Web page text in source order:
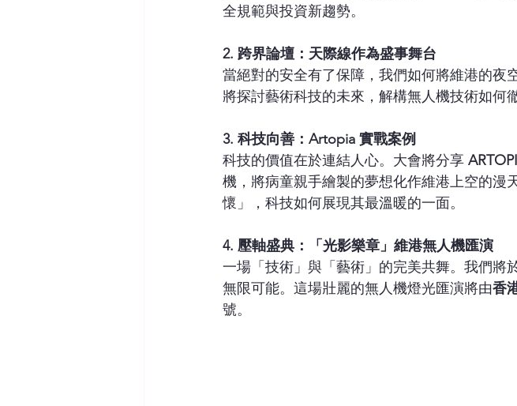
全規範與投資新趨勢。
2. 跨界論壇：天際線作為盛事舞台
當絕對的安全有了保障，我們如何將維港的夜
將探討藝術科技的未來，解構無人機技術如何
3. 科技向善：Artopia 實戰案例
科技的價值在於連結人心。大會將分享
機，將病童親手繪製的夢想化作維港上空的漫
懷」，科技如何展現其最溫暖的一面。
4. 壓軸盛典：「光影樂章」維港無人機匯演
一場「技術」與「藝術」的完美共舞。我們將
無限可能。這場壯麗的無人機燈光匯演將由香
號。